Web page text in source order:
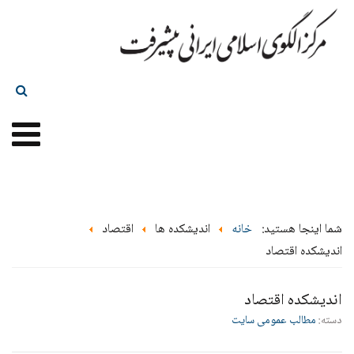
شما اینجا هستید: خانه اندیشکده ها
اقتصاد
اندیشکده اقتصاد
اندیشکده اقتصاد
دسته:مطالب عمومی سایت